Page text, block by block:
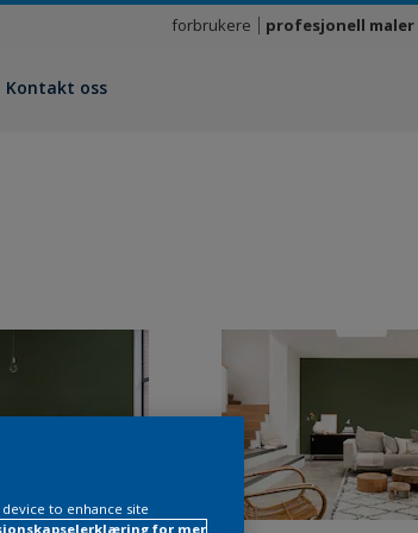
forbrukere profesjonell maler
Kontakt oss
to enhance site
for mer